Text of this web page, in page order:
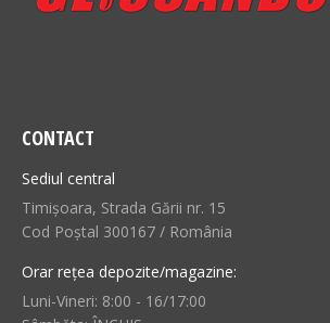
CONTACT
Sediul central
Timișoara, Strada Gării nr. 15
Cod Poștal 300167 / România
Orar rețea depozite/magazine:
Luni-Vineri: 8:00 - 16/17:00